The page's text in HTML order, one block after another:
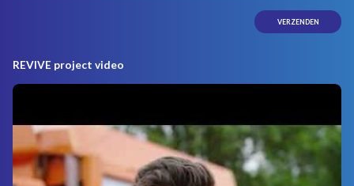
REVIVE project video